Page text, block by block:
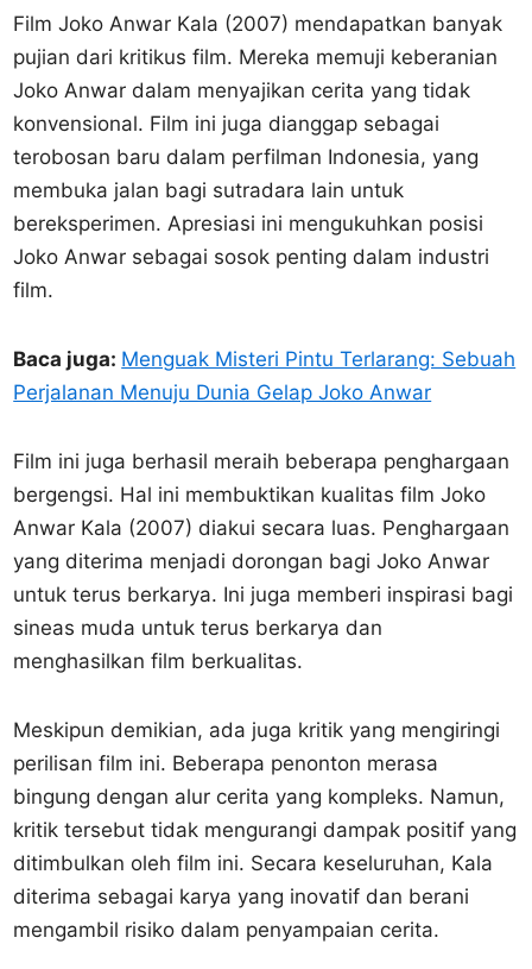
Film Joko Anwar Kala (2007) mendapatkan banyak
pujian dari kritikus film. Mereka memuji keberanian
Joko Anwar dalam menyajikan cerita yang tidak
konvensional. Film ini juga dianggap sebagai
terobosan baru dalam perfilman Indonesia, yang
membuka jalan bagi sutradara lain untuk
bereksperimen. Apresiasi ini mengukuhkan posisi
Joko Anwar sebagai sosok penting dalam industri
film.
Baca juga: Menguak Misteri Pintu Terlarang: Sebuah
Perjalanan Menuju Dunia Gelap Joko Anwar
Film ini juga berhasil meraih beberapa penghargaan
bergengsi. Hal ini membuktikan kualitas film Joko
Anwar Kala (2007) diakui secara luas. Penghargaan
yang diterima menjadi dorongan bagi Joko Anwar
untuk terus berkarya. Ini juga memberi inspirasi bagi
sineas muda untuk terus berkarya dan
menghasilkan film berkualitas.
Meskipun demikian, ada juga kritik yang mengiringi
perilisan film ini. Beberapa penonton merasa
bingung dengan alur cerita yang kompleks. Namun,
kritik tersebut tidak mengurangi dampak positif yang
ditimbulkan oleh film ini. Secara keseluruhan, Kala
diterima sebagai karya yang inovatif dan berani
mengambil risiko dalam penyampaian cerita.